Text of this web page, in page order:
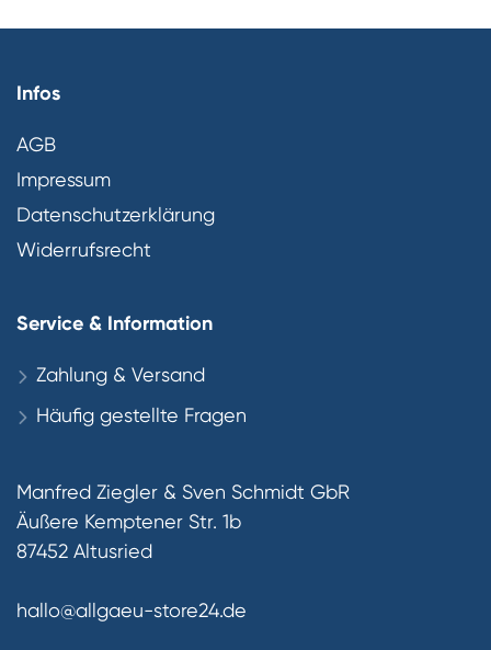
Infos
AGB
Impressum
Datenschutzerklärung
Widerrufsrecht
Service & Information
Zahlung & Versand
Häufig gestellte Fragen
Manfred Ziegler & Sven Schmidt GbR
Äußere Kemptener Str. 1b
87452 Altusried
hallo@allgaeu-store24.de